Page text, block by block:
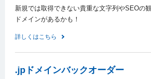
新規では取得できない貴重な文字列やSEOの
ドメインがあるかも！
詳しくはこちら
.jpドメインバックオーダー